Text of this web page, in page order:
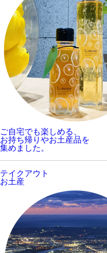
ご自宅でも楽しめる、
お持ち帰りやお土産品を
集めました。
テイクアウト
お土産